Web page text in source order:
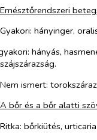
Emésztőrendszeri
Gyakori: hányinger,
hányás,
szájszárazság.
Nem ismert:
A bőr és a bőr alatti
Ritka: bőrkiütés, urticaria